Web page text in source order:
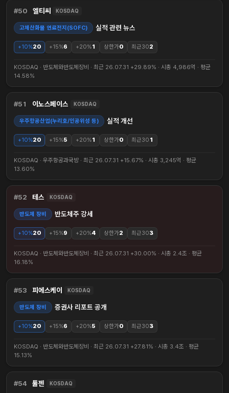
50 엘티씨 KOSDAQ
고체산화물 연료전지(SOFC) 실적 관련 뉴스
+10%20 +15%6 +20%1 상한가0 최근302
KOSDAQ · 반도체와반도체장비 · 최근 26.07.31 +29.89% · 시총 4,986억 · 평균
14.58%
51 이노스페이스 KOSDAQ
우주항공산업(누리호/인공위성 등) 실적 개선
+10%20 +15%5 +20%1 상한가0 최근30 1
KOSDAQ · 우주항공과국방 · 최근 26.07.31 +15.67% · 시총 3,245억 · 평균
13.60%
52 테스 KOSDAQ
반도체 장비 반도체주 강세
+10%20 +15%9 +20%4 상한가2 최근303
KOSDAQ · 반도체와반도체장비 · 최근 26.07.31 +30.00% · 시총 2.4조 · 평균
16.18%
53 피에스케이 KOSDAQ
반도체 장비 증권사 리포트 공개
+10%20 +15%6 +20%5 상한가0 최근303
KOSDAQ · 반도체와반도체장비 · 최근 26.07.31 +27.81% · 시총 3.4조 · 평균
15.13%
54 툴젠 KOSDAQ